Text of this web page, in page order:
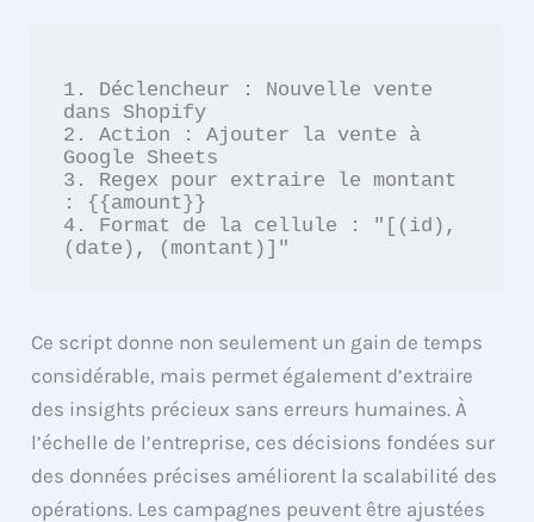
1. Déclencheur : Nouvelle vente
dans Shopify
2. Action : Ajouter la vente à
Google Sheets
3. Regex pour extraire le montant
: {{amount}}
4. Format de la cellule : "[(id),
Ce script donne non seulement un gain de temps
considérable, mais permet également d’extraire
des insights précieux sans erreurs humaines. À
l’échelle de l’entreprise, ces décisions fondées sur
des données précises améliorent la scalabilité des
opérations. Les campagnes peuvent être ajustées